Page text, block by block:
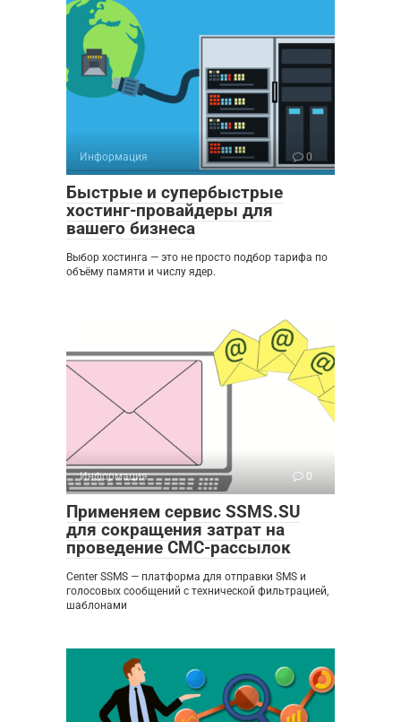
Информация 0
Быстрые и супербыстрые
хостинг-провайдеры для
вашего бизнеса
Выбор хостинга — это не просто подбор тарифа по
объёму памяти и числу ядер.
Информация 0
Применяем сервис SSMS.SU
для сокращения затрат на
проведение СМС-рассылок
Center SSMS — платформа для отправки SMS и
голосовых сообщений с технической фильтрацией,
шаблонами